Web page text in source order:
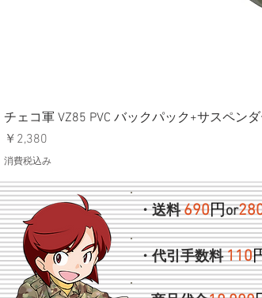
チェコ軍 VZ85 PVC バックパック+サスペン
価格
￥2,380
消費税込み
・送料690円or
・代引手数料110